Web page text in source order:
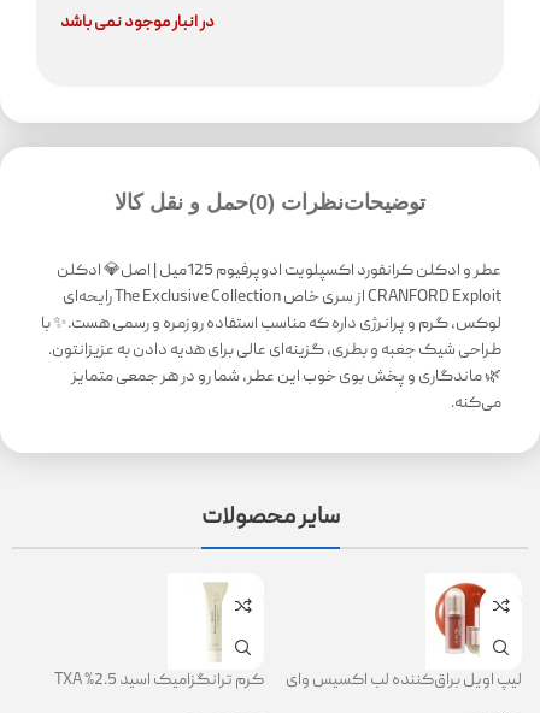
در انبار موجود نمی باشد
توضیحاتنظرات (0) حمل و نقل کالا
عطر و ادکلن کرانفورد اکسپلویت ادوپرفیوم 125میل | اصل💎 ادکلن
CRANFORD Exploit از سری خاص The Exclusive Collection رایحه‌ای
لوکس، گرم و پرانرژی داره که مناسب استفاده روزمره و رسمی هست.✨ با
طراحی شیک جعبه و بطری، گزینه‌ای عالی برای هدیه دادن به عزیزانتون.
🌿 ماندگاری و پخش بوی خوب این عطر، شما رو در هر جمعی متمایز
می‌کنه.
سایر محصولات
لیپ اویل براق‌کننده لب اکسیس وای
کرم ترانگزامیک اسید 2.5% TXA